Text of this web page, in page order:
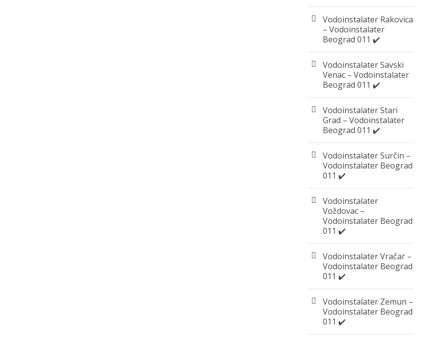
Vodoinstalater Rakovica
– Vodoinstalater
Beograd 011 ✔️
Vodoinstalater Savski
Venac – Vodoinstalater
Beograd 011 ✔️
Vodoinstalater Stari
Grad – Vodoinstalater
Beograd 011 ✔️
Vodoinstalater Surčin –
Vodoinstalater Beograd
011 ✔️
Vodoinstalater
Voždovac –
Vodoinstalater Beograd
011 ✔️
Vodoinstalater Vračar –
Vodoinstalater Beograd
011 ✔️
Vodoinstalater Zemun –
Vodoinstalater Beograd
011 ✔️